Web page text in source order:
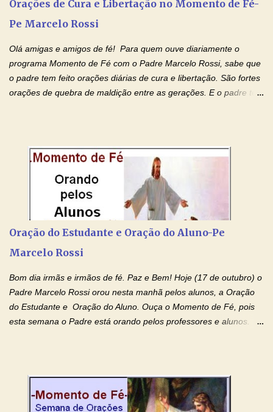
Orações de Cura e Libertação no Momento de Fé-
Pe Marcelo Rossi
Olá amigas e amigos de fé! Para quem ouve diariamente o
programa Momento de Fé com o Padre Marcelo Rossi, sabe que
o padre tem feito orações diárias de cura e libertação. São fortes
orações de quebra de maldição entre as gerações. E o padre tem
por estas valiosas orações. Tenham um lindo fim de semana na
paz de Jesus Cristo e no amor de Maria Santíssima. Adriana-
Devoção e Fé Clique para acessar: Facebook Padre Marcelo
Rossi Site Padre Marcelo Rossi (para ouvir o Momento de Fé)
Tocai, Cura! E Restaura! "Jesus, no poder de Seu Nome, peço
agora que as águas do meu batismo fluam para trás através das
gerações, através de todas as raízes da minha árvore
genealógica. Que o Sangue de Jesus, purificador e vivificante,
Oração do Estudante e Oração do Aluno-Pe
Marcelo Rossi
Bom dia irmãs e irmãos de fé. Paz e Bem! Hoje (17 de outubro) o
Padre Marcelo Rossi orou nesta manhã pelos alunos, a Oração
do Estudante e Oração do Aluno. Ouça o Momento de Fé, pois
esta semana o Padre está orando pelos professores e alunos.
intelectualmente e espiritualmente para o dia da prova. Confie no
amor Ágape de Jesus e no amor materno de Nossa Senhora.
Fique com a paz de Jesus e o amor de Maria! Adriana-Devoção e